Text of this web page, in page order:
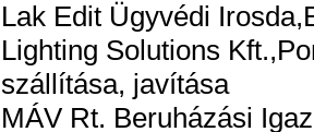
Lak Edit Ügyvédi
Lighting Solutions
szállítása, javítása
MÁV Rt. Beruházási